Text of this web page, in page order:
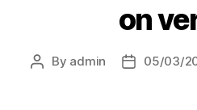
on
Post
By admin
Post05/03/